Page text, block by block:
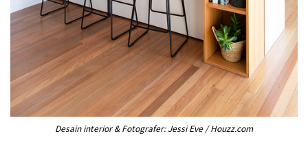
Desain interior & Fotografer: Jessi Eve / Houzz.com